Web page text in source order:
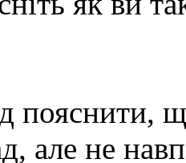
пояснити,
але не